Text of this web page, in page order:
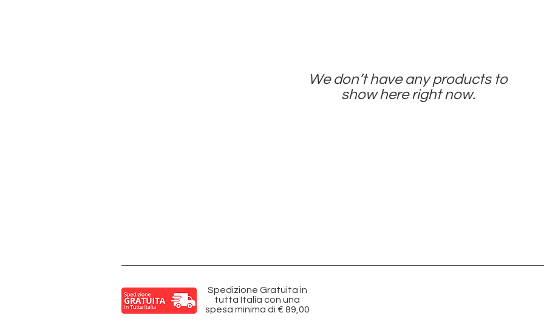
We don’t have any products to
show here right now.
Spedizione Gratuita in
tutta Italia con una
spesa minima di € 89,00